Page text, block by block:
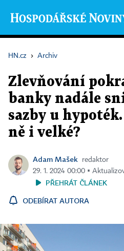
HN.cz › Archiv
Zlevňování
banky nadále
sazby u
ně i velké?
Adam Mašek
redaktor
29. 1. 2024 00:00 ▪
PŘEHRÁT ČLÁNEK
ODEBÍRAT AUTORA